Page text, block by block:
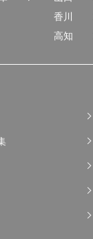
香川
高知